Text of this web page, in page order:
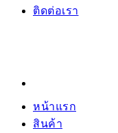
ติดต่อเรา
หน้าแรก
สินค้า